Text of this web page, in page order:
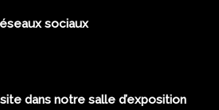
sociaux
dans notre salle d’exposition